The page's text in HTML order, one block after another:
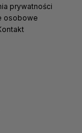
prywatności
osobowe